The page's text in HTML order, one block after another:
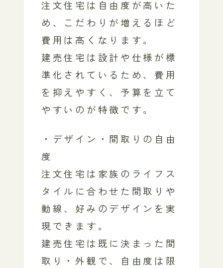
注文住宅は自由度が高いた
め、こだわりが増えるほど
費用は高くなります。
建売住宅は設計や仕様が標
準化されているため、費用
を抑えやすく、予算を立て
やすいのが特徴です。
・デザイン・間取りの自由
度
注文住宅は家族のライフス
タイルに合わせた間取りや
動線、好みのデザインを実
現できます。
建売住宅は既に決まった間
取り・外観で、自由度は限